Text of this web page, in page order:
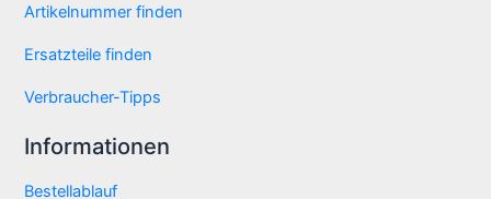
Artikelnummer finden
Ersatzteile finden
Verbraucher-Tipps
Informationen
Bestellablauf